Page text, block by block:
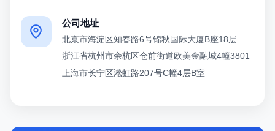
公司地址
北京市海淀区知春路6号锦秋国际大厦B座18层
浙江省杭州市余杭区仓前街道欧美金融城4幢3801
上海市长宁区淞虹路207号C幢4层B室